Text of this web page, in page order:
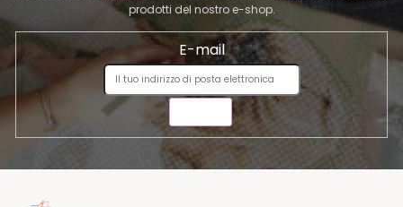
prodotti del nostro e-shop.
E-mail